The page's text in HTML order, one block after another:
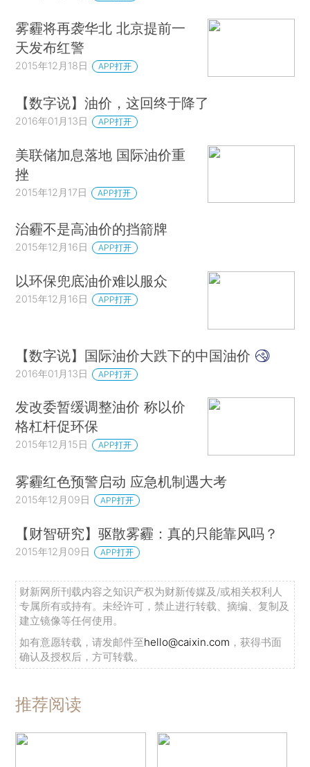
雾霾将再袭华北 北京提前一
天发布红警
2015年12月18日 APP打开
【数字说】油价，这回终于降了
2016年01月13日 APP打开
美联储加息落地 国际油价重
挫
2015年12月17日 APP打开
治霾不是高油价的挡箭牌
2015年12月16日 APP打开
以环保兜底油价难以服众
2015年12月16日 APP打开
【数字说】国际油价大跌下的中国油价
2016年01月13日 APP打开
发改委暂缓调整油价 称以价
格杠杆促环保
2015年12月15日 APP打开
雾霾红色预警启动 应急机制遇大考
2015年12月09日 APP打开
【财智研究】驱散雾霾：真的只能靠风吗？
2015年12月09日 APP打开
财新网所刊载内容之知识产权为财新传媒及/或相关权利人
专属所有或持有。未经许可，禁止进行转载、摘编、复制及
建立镜像等任何使用。
如有意愿转载，请发邮件至hello@caixin.com ，获得书面
确认及授权后，方可转载。
推荐阅读